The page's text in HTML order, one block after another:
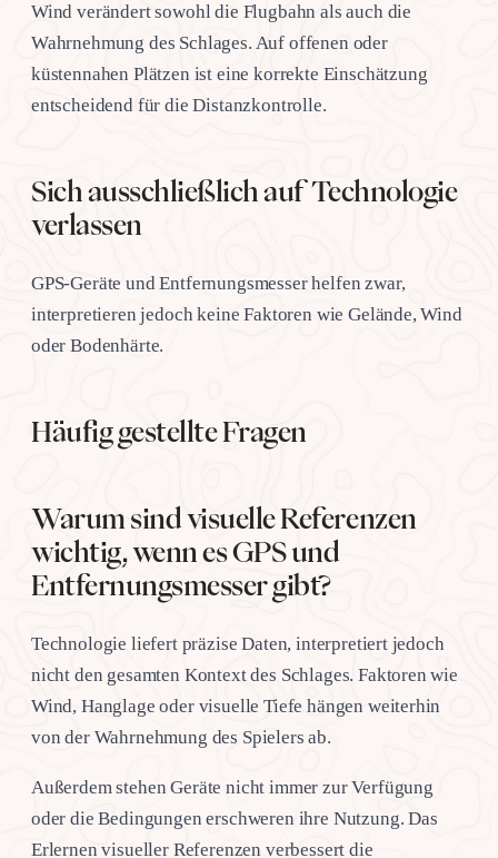
Wind verändert sowohl die Flugbahn als auch die
Wahrnehmung des Schlages. Auf offenen oder
küstennahen Plätzen ist eine korrekte Einschätzung
entscheidend für die Distanzkontrolle.
Sich ausschließlich auf Technologie
verlassen
GPS-Geräte und Entfernungsmesser helfen zwar,
interpretieren jedoch keine Faktoren wie Gelände, Wind
oder Bodenhärte.
Häufig gestellte Fragen
Warum sind visuelle Referenzen
wichtig, wenn es GPS und
Entfernungsmesser gibt?
Technologie liefert präzise Daten, interpretiert jedoch
nicht den gesamten Kontext des Schlages. Faktoren wie
Wind, Hanglage oder visuelle Tiefe hängen weiterhin
von der Wahrnehmung des Spielers ab.
Außerdem stehen Geräte nicht immer zur Verfügung
oder die Bedingungen erschweren ihre Nutzung. Das
Erlernen visueller Referenzen verbessert die